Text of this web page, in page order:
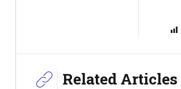
Related Articles